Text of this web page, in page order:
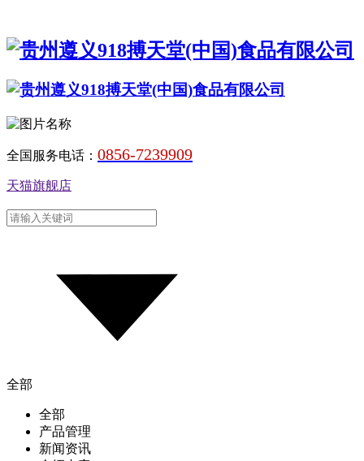
全国服务电话： 0856-7239909
天猫旗舰店
全部
全部
产品管理
新闻资讯